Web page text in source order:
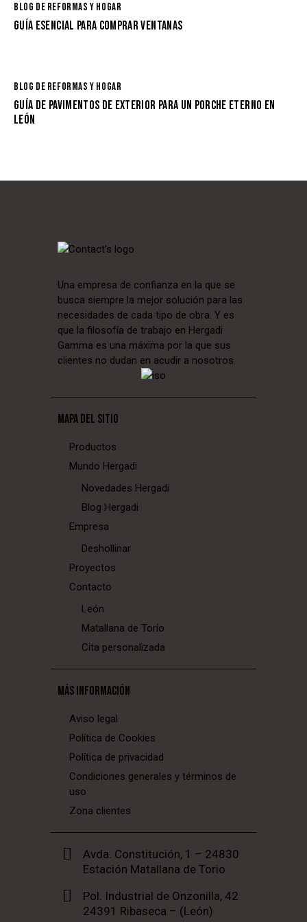
BLOG DE REFORMAS Y HOGAR
GUÍA ESENCIAL PARA COMPRAR VENTANAS
BLOG DE REFORMAS Y HOGAR
GUÍA DE PAVIMENTOS DE EXTERIOR PARA UN PORCHE ETERNO EN
LEÓN
Una empresa de confianza en la que se
busca siempre la mejor solución para las
necesidades de cada tipo de obra. Y es
que la filosofía de trabajo en Hergadi
Gamma es una máxima por la que sus
clientes no dudan en acudir a nosotros.
MAPA DEL SITIO
Productos
Mundo Hergadi
Novedades Hergadi
Blog Hergadi
Empresa
Deshollinar
Proyectos
Contacto
León
Matallana de Torío
Cita personalizada
MÁS INFORMACIÓN
Aviso legal
Política de Cookies
Política de privacidad
Condiciones generales y términos de
uso
Zona clientes
Avda. Constitución, 1 – 24830
Estación Matallana de Torio
Pol. Industrial de Onzonilla, 42
24391 Ribaseca – (León)